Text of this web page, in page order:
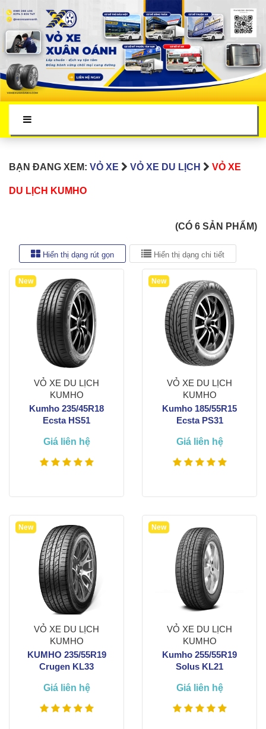
BẠN ĐANG XEM: VỎ XE VỎ XE DU LỊCH VỎ XE
DU LỊCH KUMHO
(CÓ 6 SẢN PHẨM)
Hiển thị dạng rút gọn Hiển thị dạng chi tiết
VỎ XE DU LỊCH
KUMHO
Kumho 235/45R18
Ecsta HS51
Giá liên hệ
New
Xem thêm
VỎ XE DU LỊCH
KUMHO
KUMHO 235/55R19
Crugen KL33
Giá liên hệ
New
VỎ XE DU LỊCH
KUMHO
Kumho 185/55R15
Ecsta PS31
Giá liên hệ
New
Xem thêm
VỎ XE DU LỊCH
KUMHO
Kumho 255/55R19
Solus KL21
Giá liên hệ
New